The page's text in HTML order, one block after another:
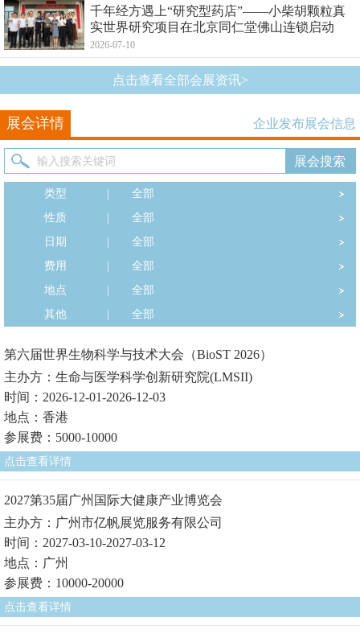
千年经方遇上“研究型药店”——小柴胡颗粒真
实世界研究项目在北京同仁堂佛山连锁启动
2026-07-10
点击查看全部会展资讯>
展会详情 企业发布展会信息
类型
全部
性质
全部
日期
全部
费用
全部
地点
全部
其他
全部
第六届世界生物科学与技术大会（BioST 2026）
主办方：生命与医学科学创新研究院(LMSII)
时间：2026-12-01-2026-12-03
地点：香港
参展费：5000-10000
点击查看详情
2027第35届广州国际大健康产业博览会
主办方：广州市亿帆展览服务有限公司
时间：2027-03-10-2027-03-12
地点：广州
参展费：10000-20000
点击查看详情